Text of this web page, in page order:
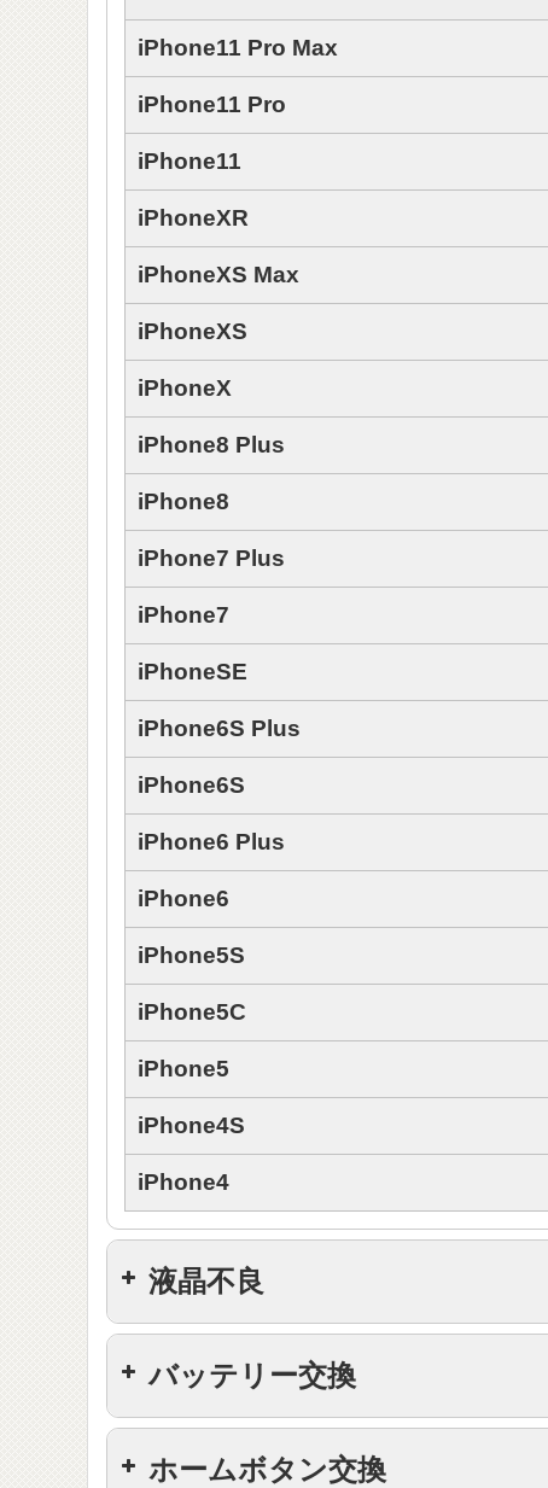
iPhone11 Pro Max
iPhone11 Pro
iPhone11
iPhoneXR
iPhoneXS Max
iPhoneXS
iPhoneX
iPhone8 Plus
iPhone8
iPhone7 Plus
iPhone7
iPhoneSE
iPhone6S Plus
iPhone6S
iPhone6 Plus
iPhone6
iPhone5S
iPhone5C
iPhone5
iPhone4S
iPhone4
液晶不良
iPhone11 Pro Max
iPhone11 Pro
バッテリー交換
ホームボタン交換